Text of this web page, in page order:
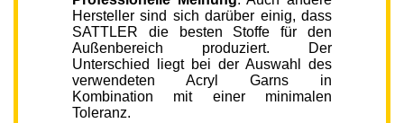
Hersteller sind sich darüber einig, dass
SATTLER die besten Stoffe für den
Außenbereich produziert. Der
Unterschied liegt bei der Auswahl des
verwendeten Acryl Garns in
Kombination mit einer minimalen
Toleranz.